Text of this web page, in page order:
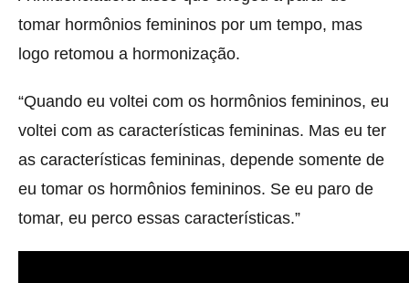
tomar hormônios femininos por um tempo, mas
logo retomou a hormonização.
“Quando eu voltei com os hormônios femininos, eu
voltei com as características femininas. Mas eu ter
as características femininas, depende somente de
eu tomar os hormônios femininos. Se eu paro de
tomar, eu perco essas características.”